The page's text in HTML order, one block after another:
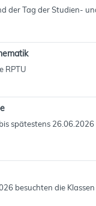
der Tag der Studien-
RPTU
spätestens 26.06.2026
besuchten die